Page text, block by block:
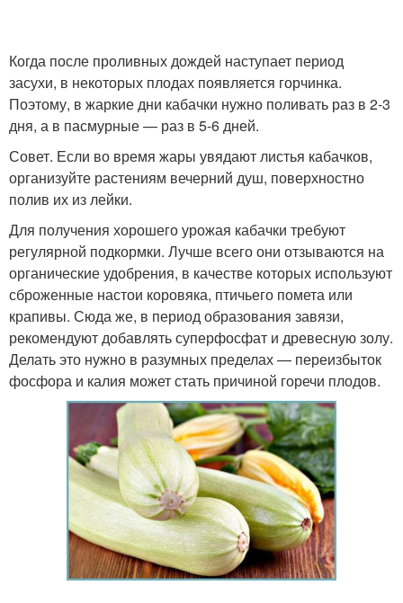
Когда после проливных дождей наступает период
засухи, в некоторых плодах появляется горчинка.
Поэтому, в жаркие дни кабачки нужно поливать раз в 2-3
дня, а в пасмурные — раз в 5-6 дней.
Совет. Если во время жары увядают листья кабачков,
организуйте растениям вечерний душ, поверхностно
полив их из лейки.
Для получения хорошего урожая кабачки требуют
регулярной подкормки. Лучше всего они отзываются на
органические удобрения, в качестве которых используют
сброженные настои коровяка, птичьего помета или
крапивы. Сюда же, в период образования завязи,
рекомендуют добавлять суперфосфат и древесную золу.
Делать это нужно в разумных пределах — переизбыток
фосфора и калия может стать причиной горечи плодов.